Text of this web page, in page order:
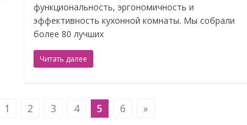
функциональность, эргономичность и
эффективность кухонной комнаты. Мы собрали
более 80 лучших
Читать далее
1 2 3 4 5 6 »